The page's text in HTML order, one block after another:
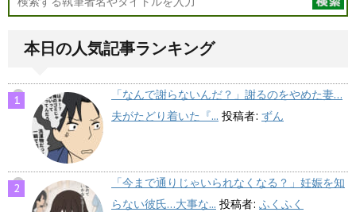
本日の人気記事ランキング
「なんで謝らないんだ？」謝るのをやめた妻…
夫がたどり着いた『... 投稿者: ずん
「今まで通りじゃいられなくなる？」妊娠を知
らない彼氏…大事な... 投稿者: ふくふく